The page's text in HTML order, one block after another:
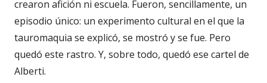
crearon afición ni escuela. Fueron, sencillamente, un
episodio único: un experimento cultural en el que la
tauromaquia se explicó, se mostró y se fue. Pero
quedó este rastro. Y, sobre todo, quedó ese cartel de
Alberti.